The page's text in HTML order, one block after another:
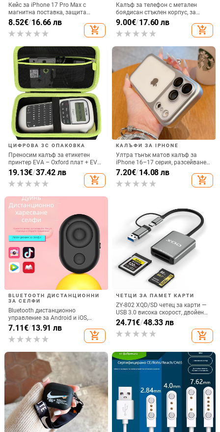
Кейс за iPhone 17 Pro Max с
магнитна поставка, защита
срещу изпускане на четирите
ъгъла, акрилен корпус с
електроплатиран финиш
8.52€/16.66 лв
add_shopping_cart
Калъф за телефон с метален
боядисан стъклен корпус, за
iPhone 11–14 Pro Max,
охлаждане, модел YK263
9.00€/17.60 лв
add_shopping_cart
ЦИФРОВА 3C ОПАКОВКА
Преносим калъф за етикетен
принтер EVA – Oxford плат + EVA,
горещо пресовано EVA и шиене,
товароподемност 10 кг
19.13€/37.42 лв
add_shopping_cart
КАЛЪФИ ЗА IPHONE
Ултра тънък матов калъф за
iPhone 16–17 серия, разсейване
на топлината, пълно покритие,
удароустойчив и устойчив на
отпечатъци
7.20€/14.08 лв
add_shopping_cart
BLUETOOTH ДИСТАНЦИОННИ
ЗА СЕЛФИ
Bluetooth дистанционно
управление за Android и iOS,
универсално за снимки и
видеозаписи, модел 6-key tremolo,
Vernon, ABS материал, тегло 15 g
7.11€/13.91 лв
add_shopping_cart
ЧЕТЦИ ЗА ПАМЕТ КАРТИ
ZY-802 XQD/SD четец за карти —
USB 3.0 висока скорост, двойен
интерфейс Type-C и USB,
алуминиев сплав + ABS
24.71€/48.33 лв
add_shopping_cart